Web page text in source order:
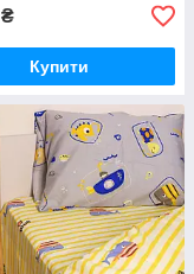
₴
Купити